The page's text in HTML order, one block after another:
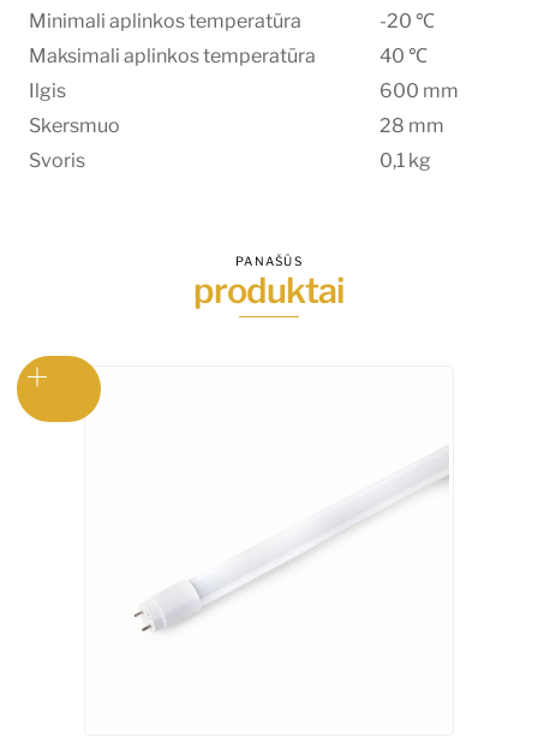
Minimali aplinkos temperatūra
-20 ℃
Maksimali aplinkos temperatūra
40 ℃
Ilgis
600 mm
Skersmuo
28 mm
Svoris
0,1 kg
PANAŠŪS
produktai